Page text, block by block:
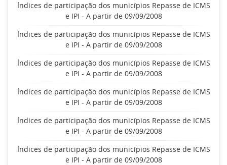
Índices de participação dos municípios Repasse de ICMS
e IPI - A partir de 09/09/2008
Índices de participação dos municípios Repasse de ICMS
e IPI - A partir de 09/09/2008
Índices de participação dos municípios Repasse de ICMS
e IPI - A partir de 09/09/2008
Índices de participação dos municípios Repasse de ICMS
e IPI - A partir de 09/09/2008
Índices de participação dos municípios Repasse de ICMS
e IPI - A partir de 09/09/2008
Índices de participação dos municípios Repasse de ICMS
e IPI - A partir de 09/09/2008